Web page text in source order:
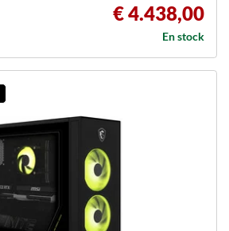
€ 4.438,00
En stock